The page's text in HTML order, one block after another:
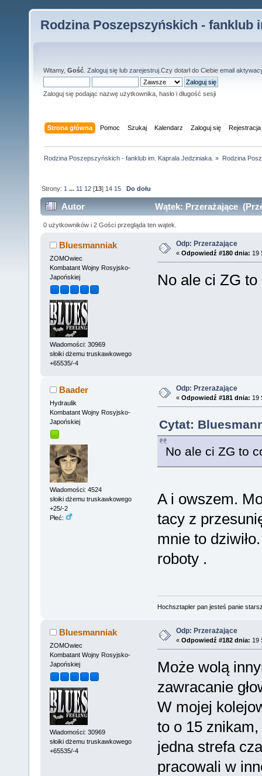
Rodzina Poszepszyńskich - fanklub
Witamy, Gość Zaloguj się lub zarejestruj .Czy dotarł do Ciebie email
Zaloguj się podając nazwę użytkownika, hasło i długość sesji
Strona główna Pomoc Szukaj Kalendarz Zaloguj się Rejestracja
Rodzina Poszepszyńskich - fanklub im. Kaprala Jedziniaka. » Rodzina
Strony: 1 ... 11 12 [13] 14 15 Do dołu
Autor Wątek: Przerażające
0 użytkowników i 2 Gości przegląda ten wątek.
Bluesmanniak
ZOMOwiec
Kombatant Wojny Rosyjsko-
Japońskiej
Wiadomości: 30969
słoiki dżemu truskawkowego
+65535/-4
Odp: Przerażające
« Odpowiedź #180 dnia: 19
No ale ci ZG
Baader
Hydraulik
Kombatant Wojny Rosyjsko-
Japońskiej
Wiadomości: 4524
słoiki dżemu truskawkowego
+25/-2
Płeć:
Odp: Przerażające
« Odpowiedź #181 dnia: 19
Cytat:
No ale ci ZG to
A i owszem.
tacy z
mnie to
roboty .
Hochsztapler pan jesteś panie
Bluesmanniak
ZOMOwiec
Kombatant Wojny Rosyjsko-
Japońskiej
Wiadomości: 30969
słoiki dżemu truskawkowego
+65535/-4
Odp: Przerażające
« Odpowiedź #182 dnia: 19
Może wolą
zawracanie
W mojej
to o 15 znikam,
jedna strefa
pracowali w